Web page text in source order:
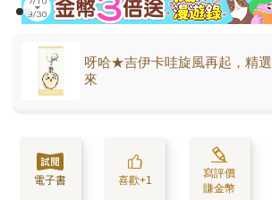
呀哈★吉伊卡哇旋風再起，精
來
電子書 喜歡+1
寫評價
賺金幣